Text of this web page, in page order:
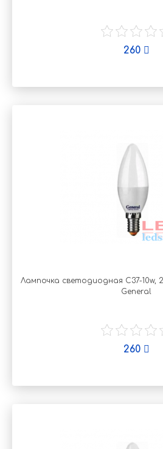
260
Лампочка светодиодная C37-10w,
General
260